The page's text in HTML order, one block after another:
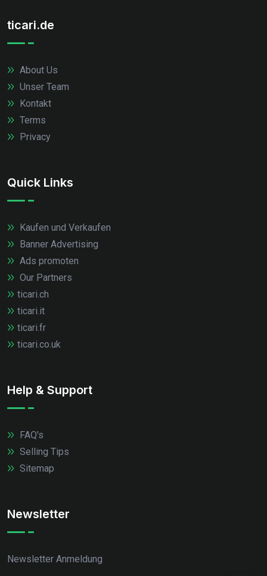
ticari.de
About Us
Unser Team
Kontakt
Terms
Privacy
Quick Links
Kaufen und Verkaufen
Banner Advertising
Ads promoten
Our Partners
ticari.ch
ticari.it
ticari.fr
ticari.co.uk
Help & Support
FAQ's
Selling Tips
Sitemap
Newsletter
Newsletter Anmeldung